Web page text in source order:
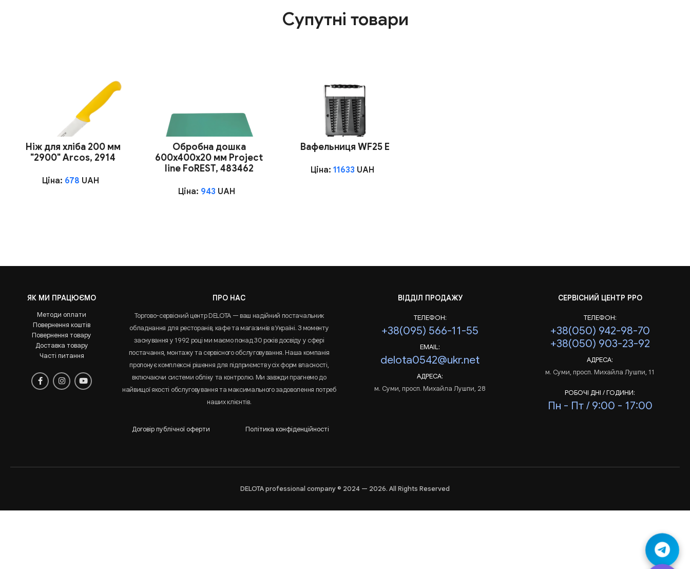
Супутні товари
Ніж для хліба 200 мм
"2900" Arcos, 2914
Ціна: 678 UAH
Обробна дошка
600х400х20 мм Project
line FoREST, 483462
Ціна: 943 UAH
Вафельниця WF25 E
Ціна: 11633 UAH
ЯК МИ ПРАЦЮЄМО
Методи оплати
Повернення коштів
Повернення товару
Доставка товару
Часті питання
ПРО НАС
Торгово-сервісний центр DELOTA — ваш надійний постачальник
обладнання для ресторанів, кафе та магазинів в Україні. З моменту
заснування у 1992 році ми маємо понад 30 років досвіду у сфері
постачання, монтажу та сервісного обслуговування. Наша компанія
пропонує комплексні рішення для підприємств усіх форм власності,
включаючи системи обліку та контролю. Ми завжди прагнемо до
найвищої якості обслуговування та максимального задоволення потреб
наших клієнтів.
Договір публічної оферти Політика конфіденційності
ВІДДІЛ ПРОДАЖУ
ТЕЛЕФОН:
+38(095) 566-11-55
EMAIL:
delota0542@ukr.net
АДРЕСА:
м. Суми, просп. Михайла Лушпи, 28
СЕРВІСНИЙ ЦЕНТР РРО
ТЕЛЕФОН:
+38(050) 942-98-70
+38(050) 903-23-92
АДРЕСА:
м. Суми, просп. Михайла Лушпи, 11
РОБОЧІ ДНІ / ГОДИНИ:
Пн - Пт / 9:00 - 17:00
DELOTA professional company © 2024 — 2026. All Rights Reserved